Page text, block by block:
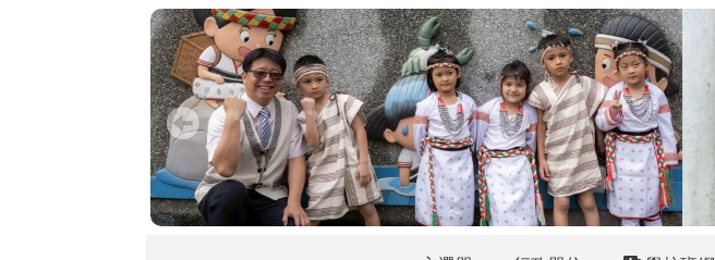
花蓮縣立三棧國小全球資訊網